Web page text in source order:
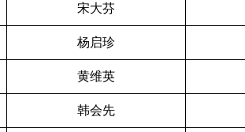
宋大芬
杨启珍
黄维英
韩会先